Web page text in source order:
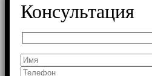
Консультация